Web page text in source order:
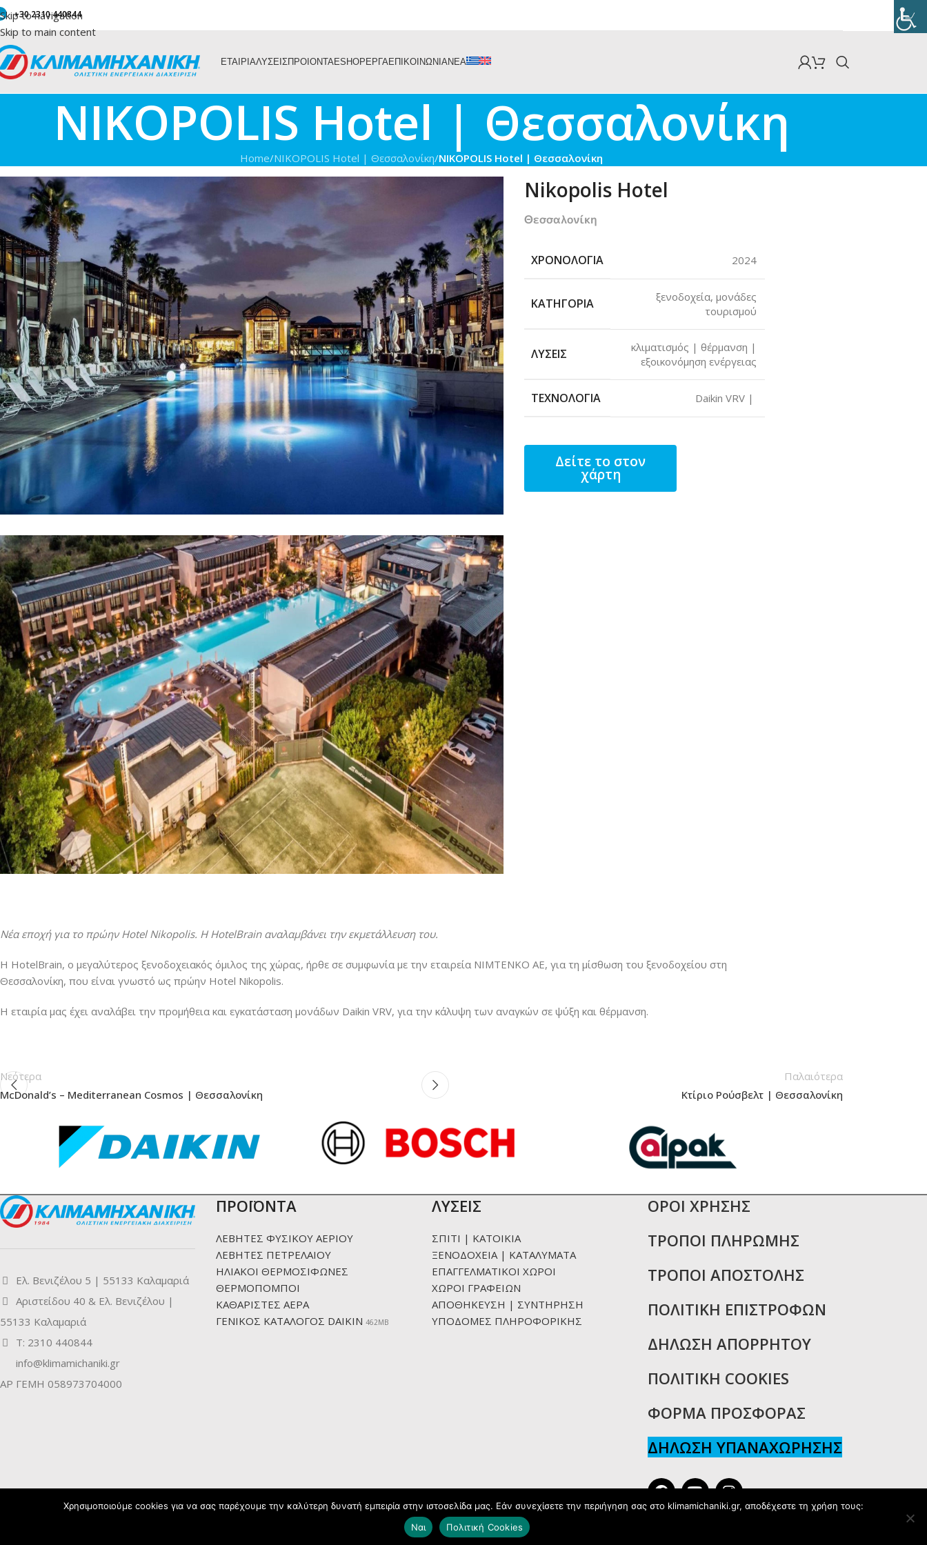
Skip to navigation
Skip to main content
+30 2310 440844
ΕΤΑΙΡΙΑΛΥΣΕΙΣΠΡΟΙΟΝΤΑESHOP ΕΡΓΑΕΠΙΚΟΙΝΩΝΙΑΝΕΑ
NIKOPOLIS Hotel | Θεσσαλονίκη
Home/NIKOPOLIS Hotel | Θεσσαλονίκη/NIKOPOLIS Hotel | Θεσσαλονίκη
Nikopolis Hotel
Θεσσαλονίκη
ΧΡΟΝΟΛΟΓΊΑ 2024
ΚΑΤΗΓΟΡΊΑ
ξενοδοχεία, μονάδες
τουρισμού
ΛΎΣΕΙΣ
κλιματισμός | θέρμανση |
εξοικονόμηση ενέργειας
ΤΕΧΝΟΛΟΓΊΑ Daikin VRV |
Δείτε το στον
χάρτη
Νέα εποχή για το πρώην Hotel Nikopolis. Η HotelBrain αναλαμβάνει την εκμετάλλευση του.
Η HotelBrain, ο μεγαλύτερος ξενοδοχειακός όμιλος της χώρας, ήρθε σε συμφωνία με την εταιρεία NIMTENKO AE, για τη μίσθωση του ξενοδοχείου στη
Θεσσαλονίκη, που είναι γνωστό ως πρώην Hotel Nikopolis.
Η εταιρία μας έχει αναλάβει την προμήθεια και εγκατάσταση μονάδων Daikin VRV, για την κάλυψη των αναγκών σε ψύξη και θέρμανση.
Νεότερα
McDonald’s – Mediterranean Cosmos | Θεσσαλονίκη
Παλαιότερα
Κτίριο Ρούσβελτ | Θεσσαλονίκη
Ελ. Βενιζέλου 5 | 55133 Καλαμαριά
Αριστείδου 40 & Ελ. Βενιζέλου |
55133 Καλαμαριά
Τ: 2310 440844
info@klimamichaniki.gr
ΑΡ ΓΕΜΗ 058973704000
ΠΡΟΪΟΝΤΑ
ΛΕΒΗΤΕΣ ΦΥΣΙΚΟΥ ΑΕΡΙΟΥ
ΛΕΒΗΤΕΣ ΠΕΤΡΕΛΑΙΟΥ
ΗΛΙΑΚΟΙ ΘΕΡΜΟΣΙΦΩΝΕΣ
ΘΕΡΜΟΠΟΜΠΟΙ
ΚΑΘΑΡΙΣΤΕΣ ΑΕΡΑ
ΓΕΝΙΚΟΣ ΚΑΤΑΛΟΓΟΣ DAIKIN 462ΜΒ
ΛΥΣΕΙΣ
ΣΠΙΤΙ | ΚΑΤΟΙΚΙΑ
ΞΕΝΟΔΟΧΕΙΑ | ΚΑΤΑΛΥΜΑΤΑ
ΕΠΑΓΓΕΛΜΑΤΙΚΟΙ ΧΩΡΟΙ
ΧΩΡΟΙ ΓΡΑΦΕΙΩΝ
ΑΠΟΘΗΚΕΥΣΗ | ΣΥΝΤΗΡΗΣΗ
ΥΠΟΔΟΜΕΣ ΠΛΗΡΟΦΟΡΙΚΗΣ
ΟΡΟΙ ΧΡΗΣΗΣ
ΤΡΟΠΟΙ ΠΛΗΡΩΜΗΣ
ΤΡΟΠΟΙ ΑΠΟΣΤΟΛΗΣ
ΠΟΛΙΤΙΚΗ ΕΠΙΣΤΡΟΦΩΝ
ΔΗΛΩΣΗ ΑΠΟΡΡΗΤΟΥ
ΠΟΛΙΤΙΚΗ COOKIES
ΦΟΡΜΑ ΠΡΟΣΦΟΡΑΣ
ΔΗΛΩΣΗ ΥΠΑΝΑΧΩΡΗΣΗΣ
Χρησιμοποιούμε cookies για να σας παρέχουμε την καλύτερη δυνατή εμπειρία στην ιστοσελίδα μας. Εάν συνεχίσετε την περιήγηση σας στο klimamichaniki.gr, αποδέχεστε τη χρήση τους:
Ναι
Πολιτική Cookies